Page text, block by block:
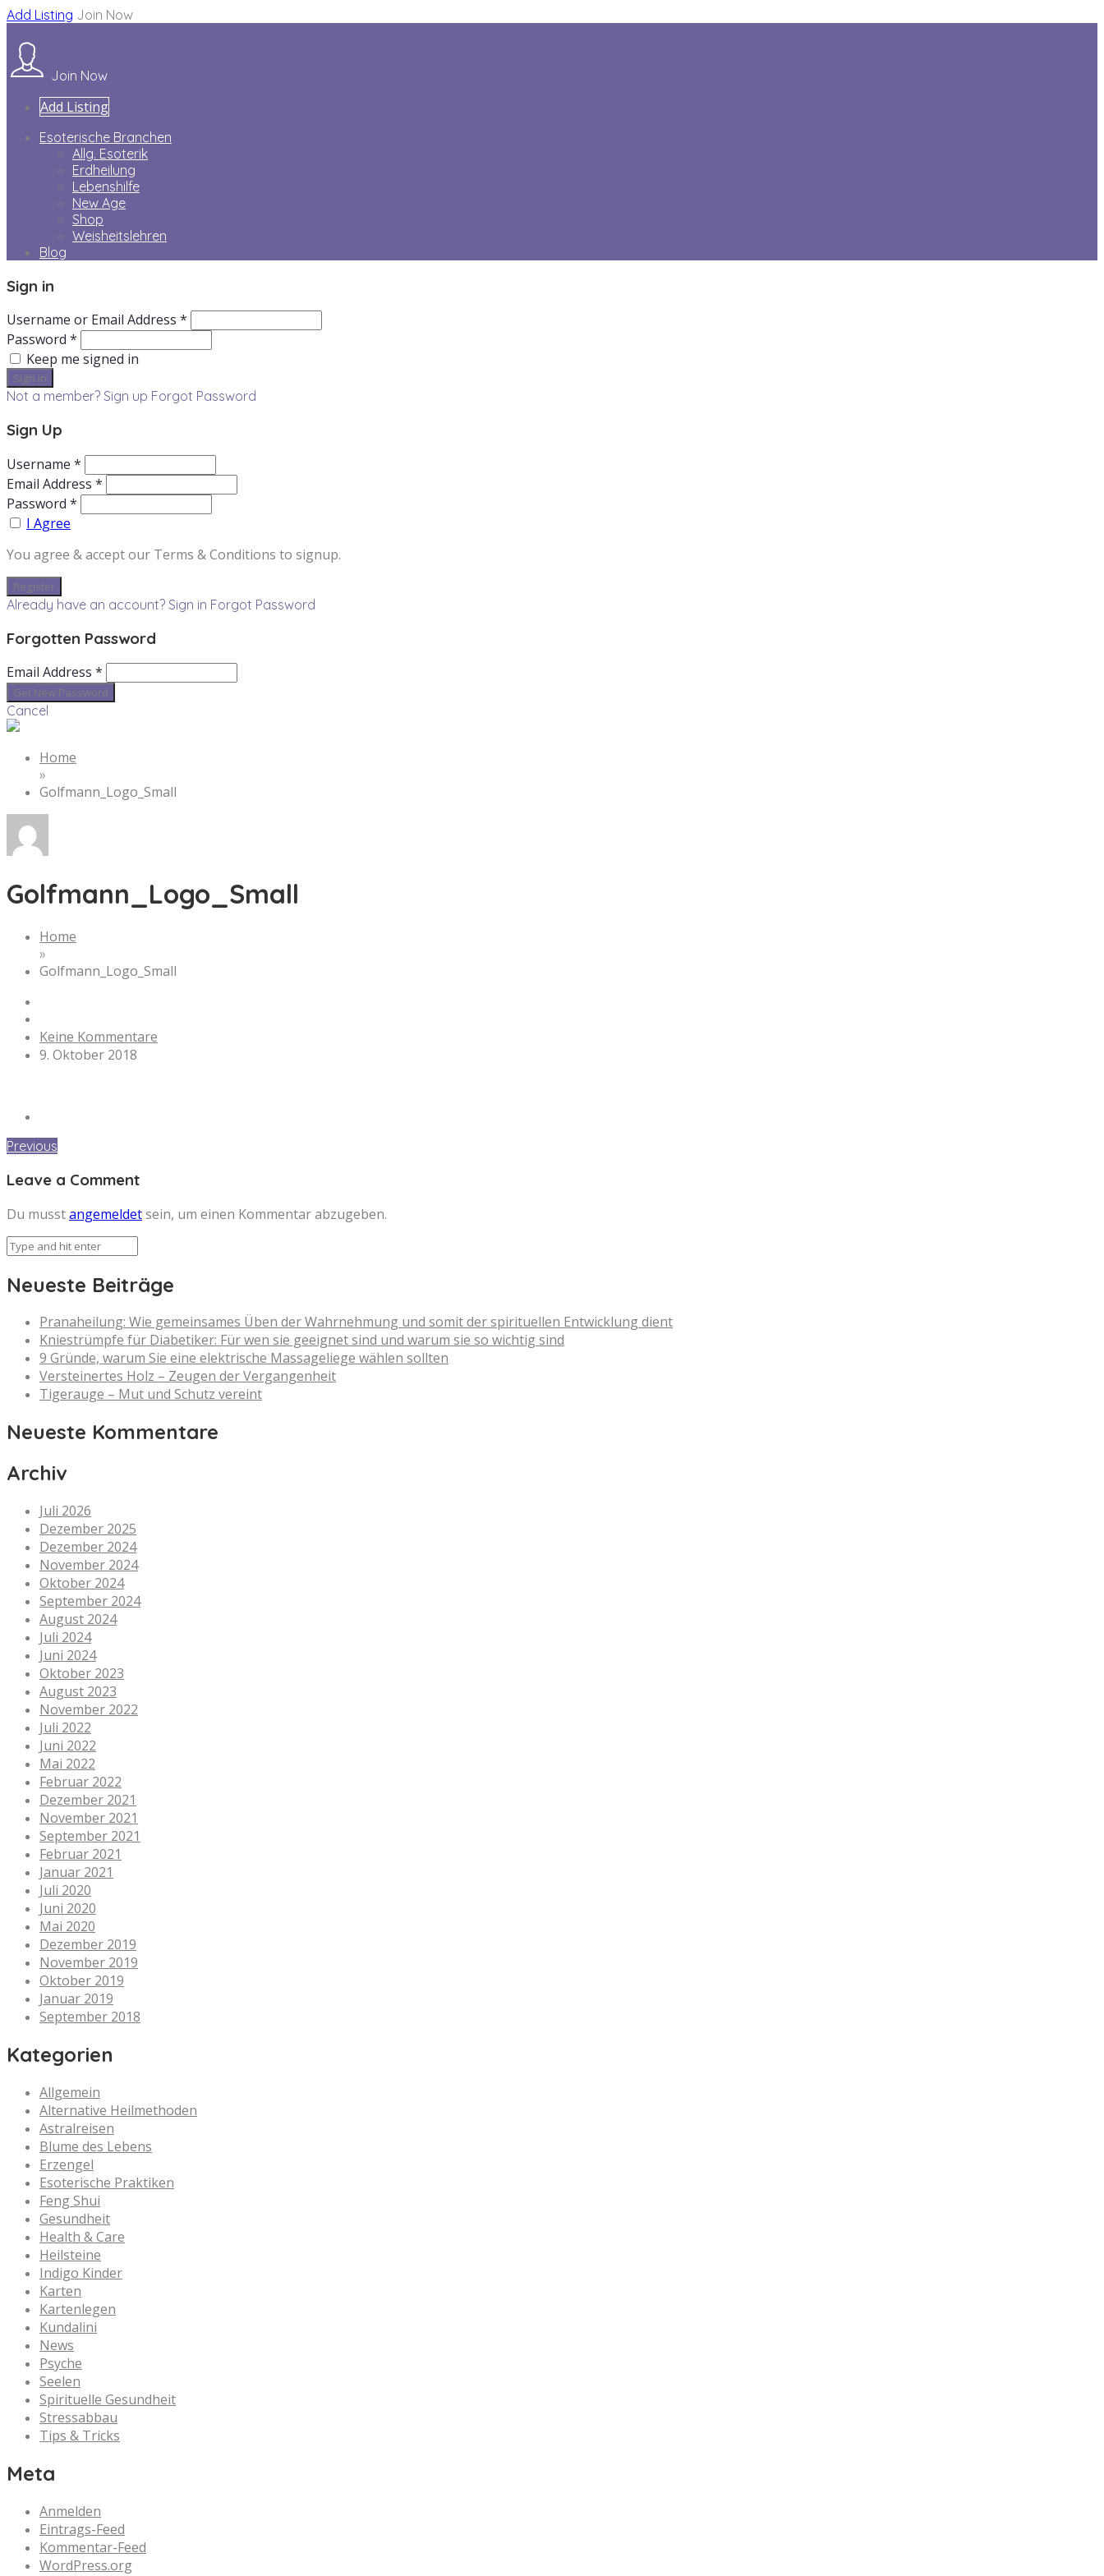
Add Listing Join Now
Join Now
Add Listing
Esoterische Branchen
Allg. Esoterik
Erdheilung
Lebenshilfe
New Age
Shop
Weisheitslehren
Blog
Sign in
Username or Email Address *
Password *
Keep me signed in
Not a member? Sign up Forgot Password
Sign Up
Username *
Email Address *
Password *
I Agree
You agree & accept our Terms & Conditions to signup.
Already have an account? Sign in Forgot Password
Forgotten Password
Email Address *
Cancel
Home
»
Golfmann_Logo_Small
Golfmann_Logo_Small
Home
»
Golfmann_Logo_Small
Keine Kommentare
9. Oktober 2018
Previous
Leave a Comment
Du musstangemeldetsein, um einen Kommentar abzugeben.
Neueste Beiträge
Pranaheilung: Wie gemeinsames Üben der Wahrnehmung und somit der spirituellen Entwicklung dient
Kniestrümpfe für Diabetiker: Für wen sie geeignet sind und warum sie so wichtig sind
9 Gründe, warum Sie eine elektrische Massageliege wählen sollten
Versteinertes Holz – Zeugen der Vergangenheit
Tigerauge – Mut und Schutz vereint
Neueste Kommentare
Archiv
Juli 2026
Dezember 2025
Dezember 2024
November 2024
Oktober 2024
September 2024
August 2024
Juli 2024
Juni 2024
Oktober 2023
August 2023
November 2022
Juli 2022
Juni 2022
Mai 2022
Februar 2022
Dezember 2021
November 2021
September 2021
Februar 2021
Januar 2021
Juli 2020
Juni 2020
Mai 2020
Dezember 2019
November 2019
Oktober 2019
Januar 2019
September 2018
Kategorien
Allgemein
Alternative Heilmethoden
Astralreisen
Blume des Lebens
Erzengel
Esoterische Praktiken
Feng Shui
Gesundheit
Health & Care
Heilsteine
Indigo Kinder
Karten
Kartenlegen
Kundalini
News
Psyche
Seelen
Spirituelle Gesundheit
Stressabbau
Tips & Tricks
Meta
Anmelden
Eintrags-Feed
Kommentar-Feed
WordPress.org